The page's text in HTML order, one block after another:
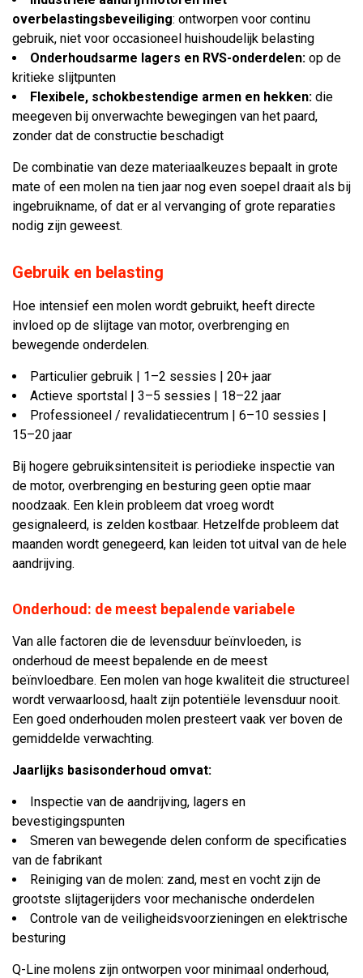
overbelastingsbeveiliging: ontworpen voor continu
gebruik, niet voor occasioneel huishoudelijk belasting
Onderhoudsarme lagers en RVS-onderdelen: op de
kritieke slijtpunten
Flexibele, schokbestendige armen en hekken: die
meegeven bij onverwachte bewegingen van het paard,
zonder dat de constructie beschadigt
De combinatie van deze materiaalkeuzes bepaalt in grote
mate of een molen na tien jaar nog even soepel draait als bij
ingebruikname, of dat er al vervanging of grote reparaties
nodig zijn geweest.
Gebruik en belasting
Hoe intensief een molen wordt gebruikt, heeft directe
invloed op de slijtage van motor, overbrenging en
bewegende onderdelen.
Particulier gebruik | 1–2 sessies | 20+ jaar
Actieve sportstal | 3–5 sessies | 18–22 jaar
Professioneel / revalidatiecentrum | 6–10 sessies |
15–20 jaar
Bij hogere gebruiksintensiteit is periodieke inspectie van
de motor, overbrenging en besturing geen optie maar
noodzaak. Een klein probleem dat vroeg wordt
gesignaleerd, is zelden kostbaar. Hetzelfde probleem dat
maanden wordt genegeerd, kan leiden tot uitval van de hele
aandrijving.
Onderhoud: de meest bepalende variabele
Van alle factoren die de levensduur beïnvloeden, is
onderhoud de meest bepalende en de meest
beïnvloedbare. Een molen van hoge kwaliteit die structureel
wordt verwaarloosd, haalt zijn potentiële levensduur nooit.
Een goed onderhouden molen presteert vaak ver boven de
gemiddelde verwachting.
Jaarlijks basisonderhoud omvat:
Inspectie van de aandrijving, lagers en
bevestigingspunten
Smeren van bewegende delen conform de specificaties
van de fabrikant
Reiniging van de molen: zand, mest en vocht zijn de
grootste slijtagerijders voor mechanische onderdelen
Controle van de veiligheidsvoorzieningen en elektrische
besturing
Q-Line molens zijn ontworpen voor minimaal onderhoud,